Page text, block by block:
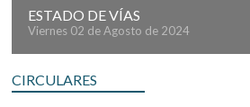
ESTADO DE VÍAS
Viernes 02 de Agosto de 2024
CIRCULARES